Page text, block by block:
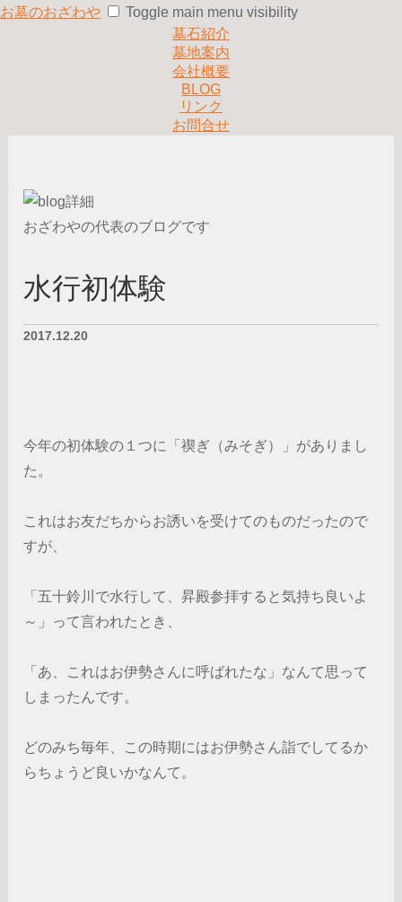
お墓のおざわや
Toggle main menu visibility
墓石紹介
墓地案内
会社概要
BLOG
リンク
お問合せ
おざわやの代表のブログです
水行初体験
2017.12.20
今年の初体験の１つに「禊ぎ（みそぎ）」がありまし
た。
これはお友だちからお誘いを受けてのものだったので
すが、
「五十鈴川で水行して、昇殿参拝すると気持ち良いよ
～」って言われたとき、
「あ、これはお伊勢さんに呼ばれたな」なんて思って
しまったんです。
どのみち毎年、この時期にはお伊勢さん詣でしてるか
らちょうど良いかなんて。